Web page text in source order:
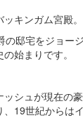
キンガム宮殿。
の邸宅をジョー
始まりです。
シュが現在の
19世紀からは